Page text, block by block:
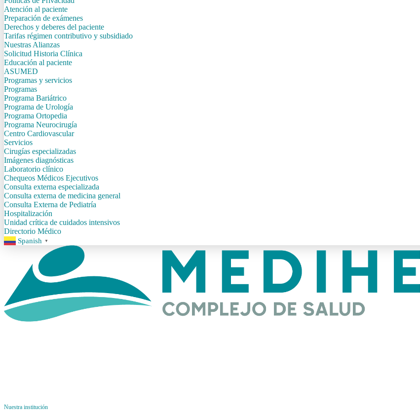
Atención al paciente
Preparación de exámenes
Derechos y deberes del paciente
Tarifas régimen contributivo y subsidiado
Nuestras Alianzas
Solicitud Historia Clínica
Educación al paciente
ASUMED
Programas y servicios
Programas
Programa Bariátrico
Programa de Urología
Programa Ortopedia
Programa Neurocirugía
Centro Cardiovascular
Servicios
Cirugías especializadas
Imágenes diagnósticas
Laboratorio clínico
Chequeos Médicos Ejecutivos
Consulta externa especializada
Consulta externa de medicina general
Consulta Externa de Pediatría
Hospitalización
Unidad crítica de cuidados intensivos
Directorio Médico
Spanish ▼
Nuestra institución